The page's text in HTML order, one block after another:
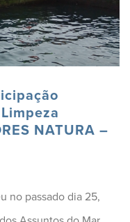
NATURA –
no passado dia 25,